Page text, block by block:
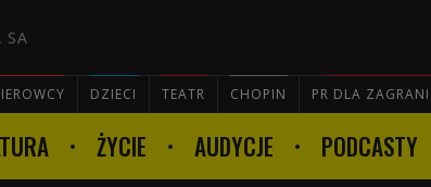
SA
DZIECI TEATR CHOPIN PR DLA

ŻYCIE AUDYCJE PODCASTY